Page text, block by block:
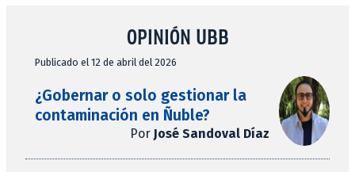
OPINIÓN UBB
Publicado el 12 de abril del 2026
¿Gobernar o solo gestionar la
contaminación en Ñuble?
Por José Sandoval Díaz